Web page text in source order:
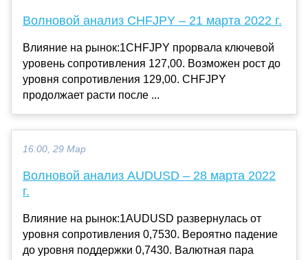
Волновой анализ CHFJPY – 21 марта 2022 г.
Влияние на рынок:1CHFJPY прорвала ключевой
уровень сопротивления 127,00. Возможен рост до
уровня сопротивления 129,00. CHFJPY
продолжает расти после ...
16:00, 29 Мар
Волновой анализ AUDUSD – 28 марта 2022
г.
Влияние на рынок:1AUDUSD развернулась от
уровня сопротивления 0,7530. Вероятно падение
до уровня поддержки 0,7430. Валютная пара